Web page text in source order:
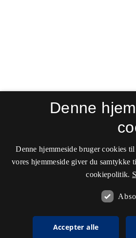
Denne
Denne hjemmeside bruger cookies
vores hjemmeside giver du samtykke
cookiepolitik.
Accepter alle